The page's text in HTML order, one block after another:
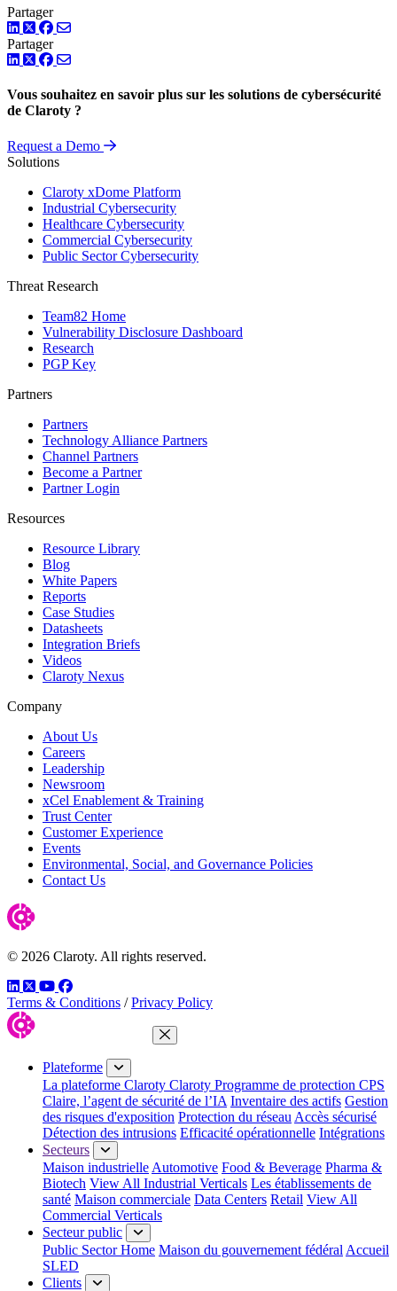
Partager
LinkedIn
TwitterFacebook
Partager
LinkedIn
TwitterFacebook
Vous souhaitez en savoir plus sur les solutions de cybersécurité
de Claroty ?
Request a Demo
Solutions
Claroty xDome Platform
Industrial Cybersecurity
Healthcare Cybersecurity
Commercial Cybersecurity
Public Sector Cybersecurity
Threat Research
Team82 Home
Vulnerability Disclosure Dashboard
Research
PGP Key
Partners
Partners
Technology Alliance Partners
Channel Partners
Become a Partner
Partner Login
Resources
Resource Library
Blog
White Papers
Reports
Case Studies
Datasheets
Integration Briefs
Videos
Claroty Nexus
Company
About Us
Careers
Leadership
Newsroom
xCel Enablement & Training
Trust Center
Customer Experience
Events
Environmental, Social, and Governance Policies
Contact Us
© 2026 Claroty. All rights reserved.
LinkedIn
TwitterYouTube
Facebook
Terms & Conditions / Privacy Policy
Fermer le menu
Plateforme
La plateforme Claroty Claroty Programme de protection CPS
Claire, l’agent de sécurité de l’IA Inventaire des actifs Gestion
des risques d'exposition Protection du réseau Accès sécurisé
Détection des intrusions Efficacité opérationnelle Intégrations
Secteurs
Maison industrielle Automotive Food & Beverage Pharma &
Biotech View All Industrial Verticals Les établissements de
santé Maison commerciale Data Centers Retail View All
Commercial Verticals
Secteur public
Public Sector Home Maison du gouvernement fédéral Accueil
SLED
Clients